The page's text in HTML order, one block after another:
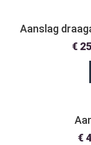
Aanslag
€
€